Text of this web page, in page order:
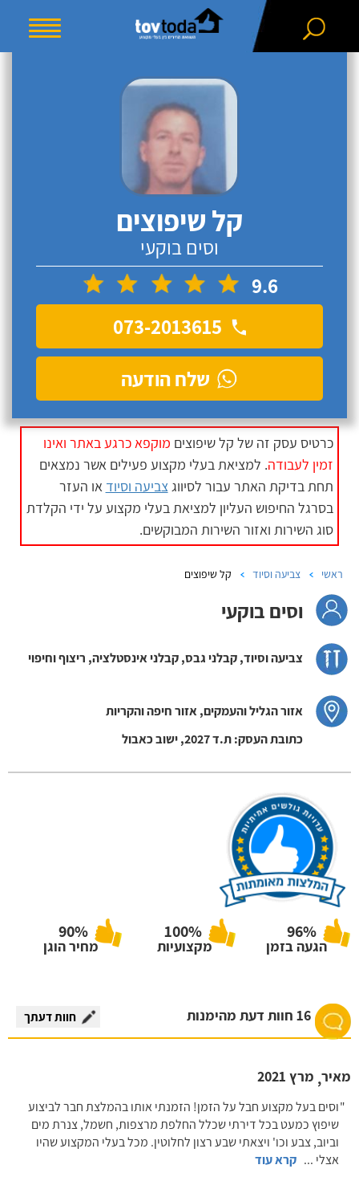
כרטיס עסק זה של קל שיפוצים מוקפא כרגע באתר ואינו
זמין לעבודה. למציאת בעלי מקצוע פעילים אשר נמצאים
תחת בדיקת האתר עבור לסיווגצביעה וסיוד או העזר
בסרגל החיפוש העליון למציאת בעלי מקצוע על ידי הקלדת
סוג השירות ואזור השירות המבוקשים.
ראשי צביעה וסיוד קל שיפוצים
וסים בוקעי
צביעה וסיוד, קבלני גבס, קבלני אינסטלציה, ריצוף וחיפוי
אזור הגליל והעמקים, אזור חיפה והקריות
כתובת העסק: ת.ד 2027, ישוב כאבול
96%
הגעה בזמן
100%
מקצועיות
90%
מחיר הוגן
16 חוות דעת מהימנות חוות דעתך
מאיר, מרץ 2021
וסים בעל מקצוע חבל על הזמן! הזמנתי אותו בהמלצת חבר לביצוע
שיפוץ כמעט בכל דירתי שכלל החלפת מרצפות, חשמל, צנרת מים
וביוב, צבע וכו' ויצאתי שבע רצון לחלוטין. מכל בעלי המקצוע שהיו
אצלי ... קרא עוד
קל שיפוצים
וסים בוקעי
9.6
073-2013615
שלח הודעה